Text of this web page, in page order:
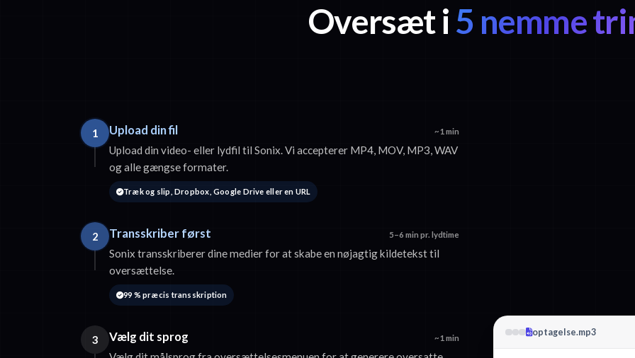
Oversæt i5 nemme
1 Upload din fil ~1 min
Upload din video- eller lydfil til Sonix. Vi accepterer MP4, MOV, MP3, WAV
og alle gængse formater.
Træk og slip, Dropbox, Google Drive eller en URL
2 Transskriber først 5–6 min pr. lydtime
Sonix transskriberer dine medier for at skabe en nøjagtig kildetekst til
oversættelse.
99 % præcis transskription
3 Vælg dit sprog ~1 min
optagelse.mp3